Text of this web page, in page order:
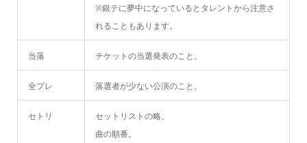
※銀テに夢中になっているとタレントから注意さ
れることもあります。
当落 チケットの当選発表のこと。
全プレ 落選者が少ない公演のこと。
セトリ
セットリストの略。
曲の順番。